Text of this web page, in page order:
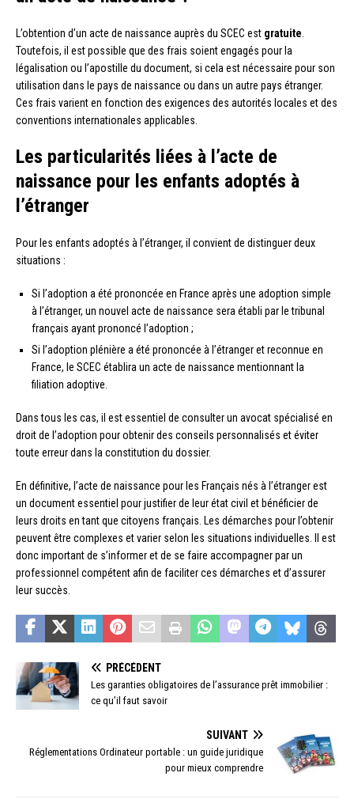
L’obtention d’un acte de naissance auprès du SCEC est gratuite.
Toutefois, il est possible que des frais soient engagés pour la
légalisation ou l’apostille du document, si cela est nécessaire pour son
utilisation dans le pays de naissance ou dans un autre pays étranger.
Ces frais varient en fonction des exigences des autorités locales et des
conventions internationales applicables.
Les particularités liées à l’acte de
naissance pour les enfants adoptés à
l’étranger
Pour les enfants adoptés à l’étranger, il convient de distinguer deux
situations :
Si l’adoption a été prononcée en France après une adoption simple
à l’étranger, un nouvel acte de naissance sera établi par le tribunal
français ayant prononcé l’adoption ;
Si l’adoption plénière a été prononcée à l’étranger et reconnue en
France, le SCEC établira un acte de naissance mentionnant la
filiation adoptive.
Dans tous les cas, il est essentiel de consulter un avocat spécialisé en
droit de l’adoption pour obtenir des conseils personnalisés et éviter
toute erreur dans la constitution du dossier.
En définitive, l’acte de naissance pour les Français nés à l’étranger est
un document essentiel pour justifier de leur état civil et bénéficier de
leurs droits en tant que citoyens français. Les démarches pour l’obtenir
peuvent être complexes et varier selon les situations individuelles. Il est
donc important de s’informer et de se faire accompagner par un
professionnel compétent afin de faciliter ces démarches et d’assurer
leur succès.
PRÉCÉDENT
Les garanties obligatoires de l’assurance prêt immobilier :
ce qu’il faut savoir
SUIVANT
Réglementations Ordinateur portable : un guide juridique
pour mieux comprendre